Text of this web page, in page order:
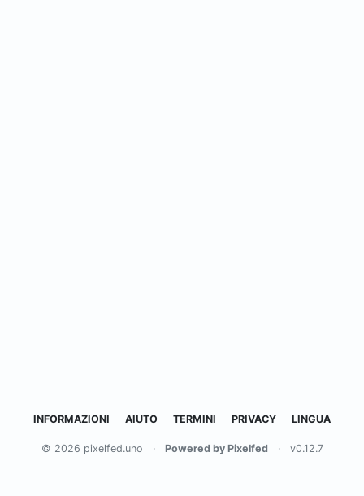
INFORMAZIONI AIUTO TERMINI PRIVACY LINGUA
© 2026 pixelfed.uno · Powered by Pixelfed · v0.12.7